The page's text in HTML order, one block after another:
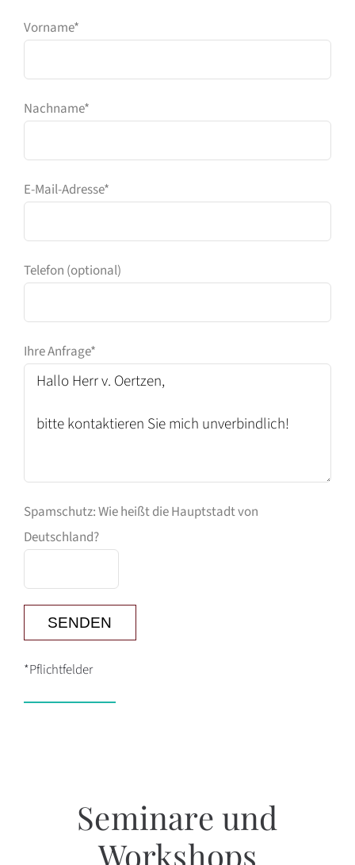
Vorname*
Nachname*
E-Mail-Adresse*
Telefon (optional)
Ihre Anfrage*
Spamschutz: Wie heißt die Hauptstadt von
Deutschland?
*Pflichtfelder
Seminare und
Workshops